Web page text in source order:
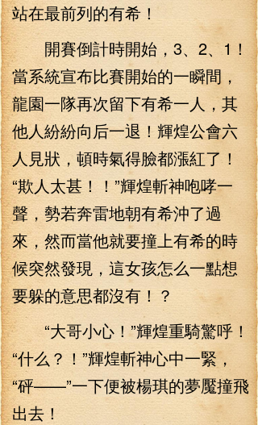
站在最前列的有希！
開賽倒計時開始，3、2、1！
當系統宣布比賽開始的一瞬間，
龍園一隊再次留下有希一人，其
他人紛紛向后一退！輝煌公會六
人見狀，頓時氣得臉都漲紅了！
“欺人太甚！！”輝煌斬神咆哮一
聲，勢若奔雷地朝有希沖了過
來，然而當他就要撞上有希的時
候突然發現，這女孩怎么一點想
要躲的意思都沒有！？
“大哥小心！”輝煌重騎驚呼！
“什么？！”輝煌斬神心中一緊，
“砰——”一下便被楊琪的夢魘撞飛
出去！